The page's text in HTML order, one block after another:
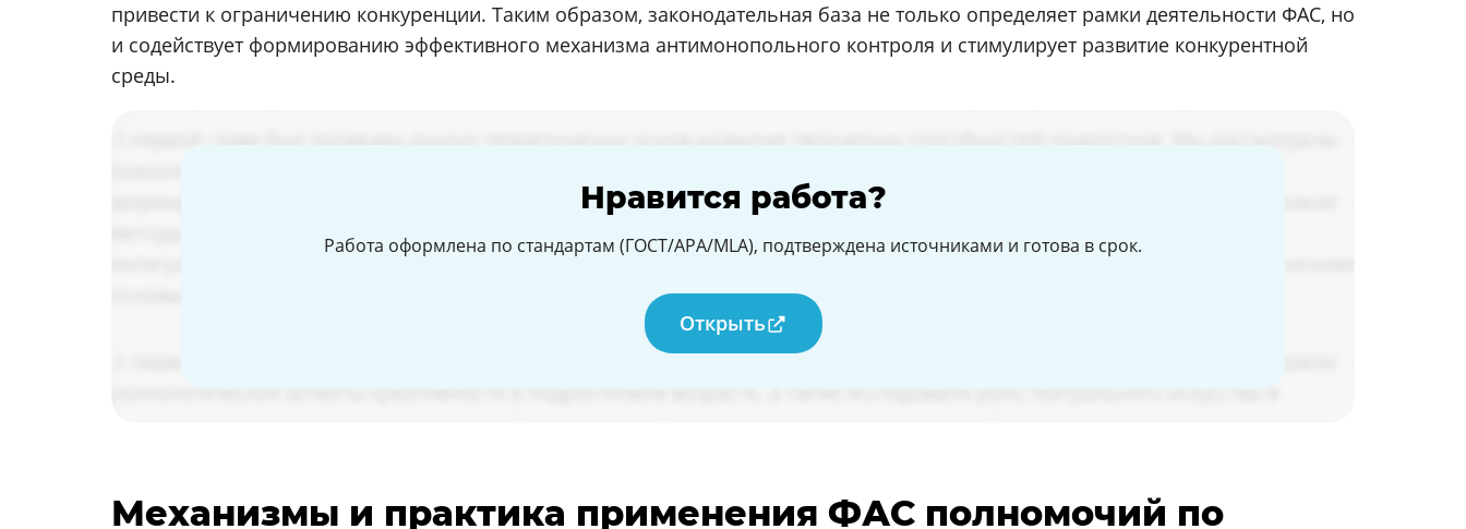
привести к ограничению конкуренции. Таким образом, законодательная база не только определяет рамки деятельности ФАС, но
и содействует формированию эффективного механизма антимонопольного контроля и стимулирует развитие конкурентной
среды.
Нравится работа?
Работа оформлена по стандартам (ГОСТ/APA/MLA), подтверждена источниками и готова в срок.
Открыть
Механизмы и практика применения ФАС полномочий по